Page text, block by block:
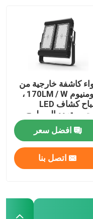
كاشفة خارجية من
الألومنيوم 170LM / W ،
مصباح كشاف LED
متعدد السطوح
افضل سعر
اتصل بنا